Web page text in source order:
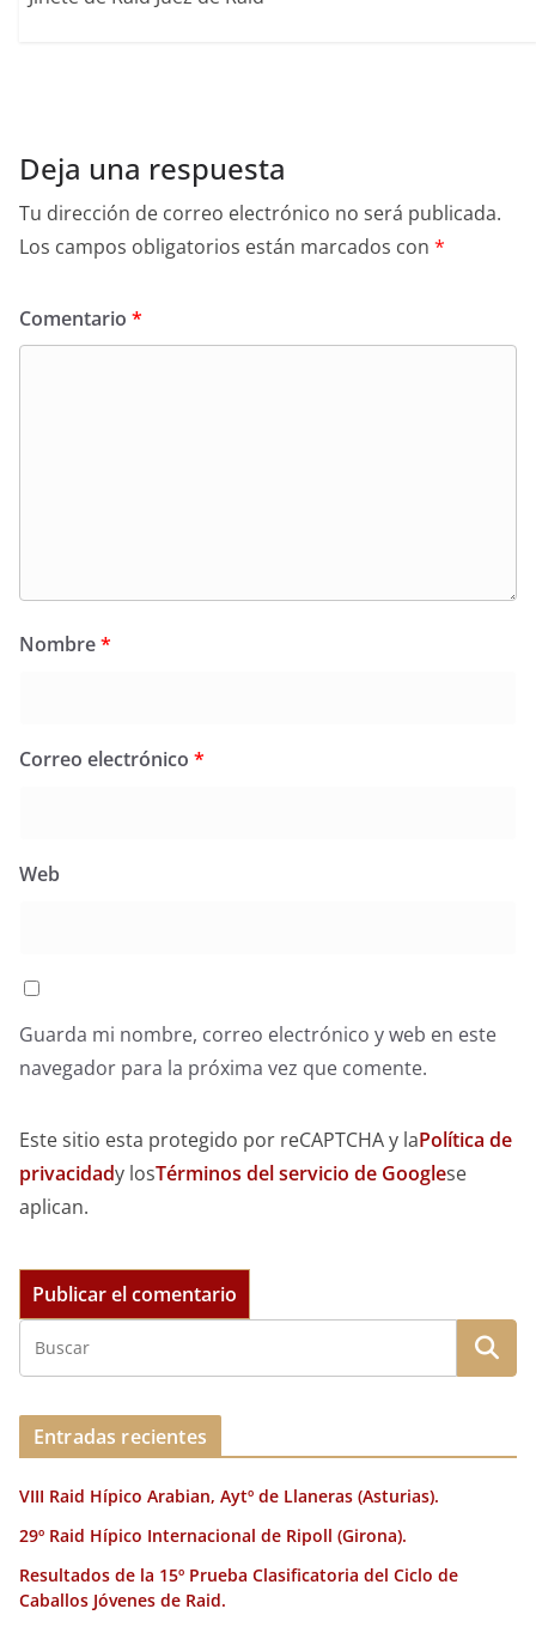
Deja una respuesta
Tu dirección de correo electrónico no será publicada.
Los campos obligatorios están marcados con *
Comentario *
Nombre*
Correo electrónico *
Web
Guarda mi nombre, correo electrónico y web en este
navegador para la próxima vez que comente.
Este sitio esta protegido por reCAPTCHA y laPolítica de
privacidady losTérminos del servicio de Googlese
aplican.
Entradas recientes
VIII Raid Hípico Arabian, Aytº de Llaneras (Asturias).
29º Raid Hípico Internacional de Ripoll (Girona).
Resultados de la 15º Prueba Clasificatoria del Ciclo de
Caballos Jóvenes de Raid.